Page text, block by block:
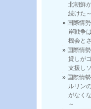
北朝鮮
続けた～
国際情
岸戦争
機会と
国際情
貸しが
支援し
国際情
ルリン
がなく
～